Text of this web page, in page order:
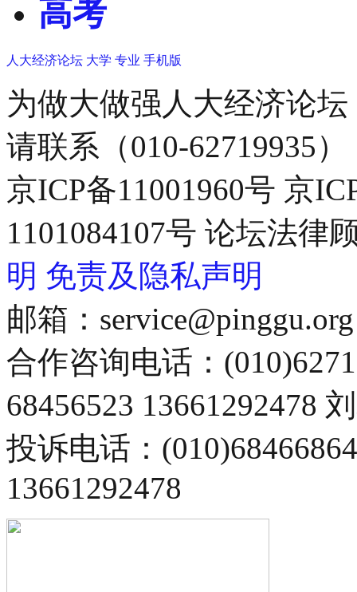
高考
人大经济论坛 大学 专业 手机版
为做大做强人大经济论
请联系（010-62719935）
京ICP备11001960号 京
1101084107号 论坛法律
明 免责及隐私声明
邮箱：service@pinggu.org
合作咨询电话：
68456523 13661292478
投诉电话：
13661292478